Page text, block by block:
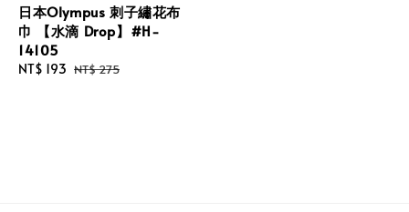
日本Olympus 刺子繡花布
巾 【水滴 Drop】#H-
14105
Sale
NT$ 193 Regular
NT$ 275